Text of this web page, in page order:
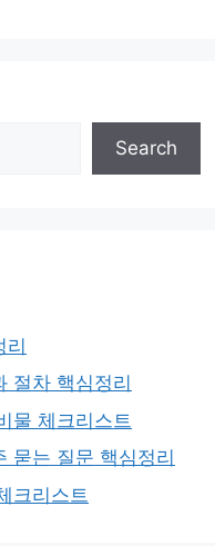
Search
리
절차 핵심정리
물 체크리스트
묻는 질문 핵심정리
크리스트